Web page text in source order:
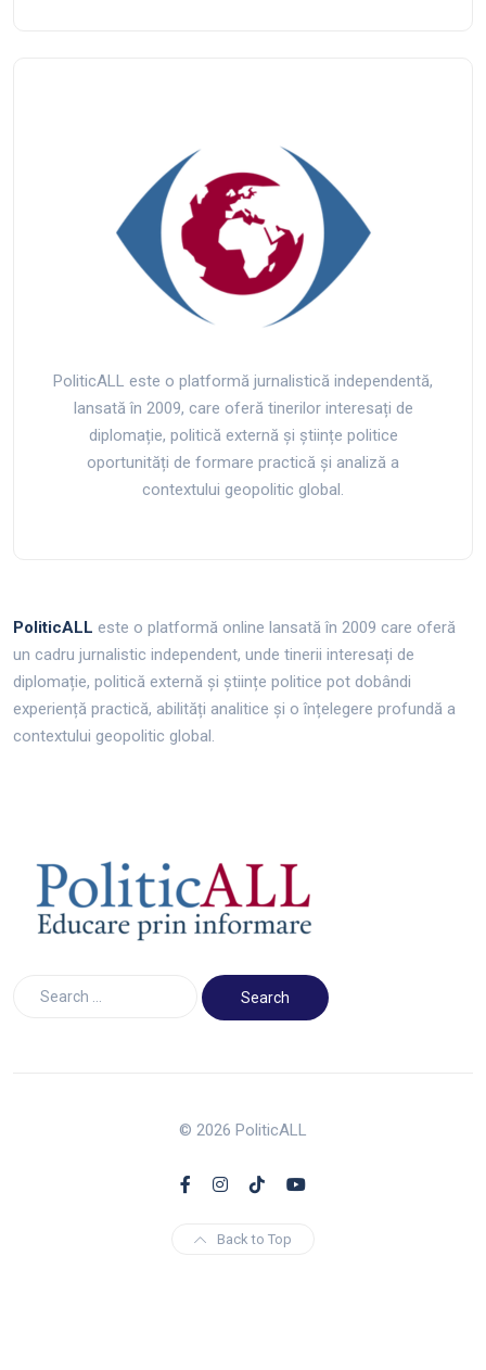
PoliticALL este o platformă jurnalistică independentă,
lansată în 2009, care oferă tinerilor interesați de
diplomație, politică externă și științe politice
oportunități de formare practică și analiză a
contextului geopolitic global.
PoliticALL este o platformă online lansată în 2009 care oferă
un cadru jurnalistic independent, unde tinerii interesați de
diplomație, politică externă și științe politice pot dobândi
experiență practică, abilități analitice și o înțelegere profundă a
contextului geopolitic global.
© 2026 PoliticALL
Back to Top